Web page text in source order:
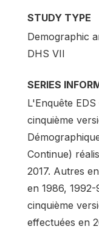
STUDY TYPE
Demographic
DHS VII
SERIES
L'Enquête
cinquième
Continue)
2017. Autres
en 1986, 1992-
cinquième
effectuées en